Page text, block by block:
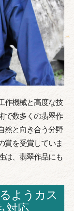
作機械と高度な技
で数多くの翡翠作
然と向き合う分野
賞を受賞していま
は、翡翠作品にも
ようカス
対応